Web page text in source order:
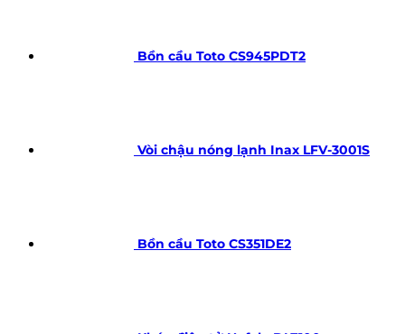
Bồn cầu Toto CS945PDT2
Vòi chậu nóng lạnh Inax LFV-3001S
Bồn cầu Toto CS351DE2